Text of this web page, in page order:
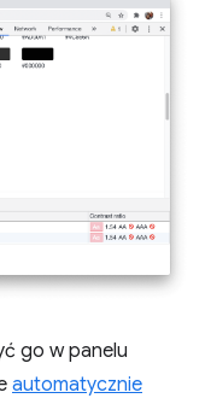
go w panelu
automatycznie